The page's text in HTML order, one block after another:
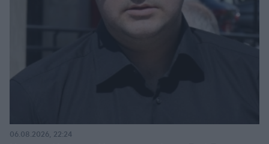
06.08.2026, 22:24